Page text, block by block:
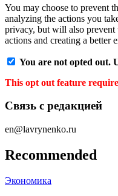
You may choose to prevent
analyzing the actions you
privacy, but will also
actions and creating a better
You are not opted out.
This opt out feature
Связь с редакцией
en@lavrynenko.ru
Recommended
Экономика